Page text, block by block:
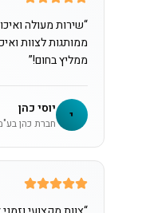
“שירות מעולה
ממותגות לצוות
ממליץ בחום!”
י יוסי כהן
חברת כהן